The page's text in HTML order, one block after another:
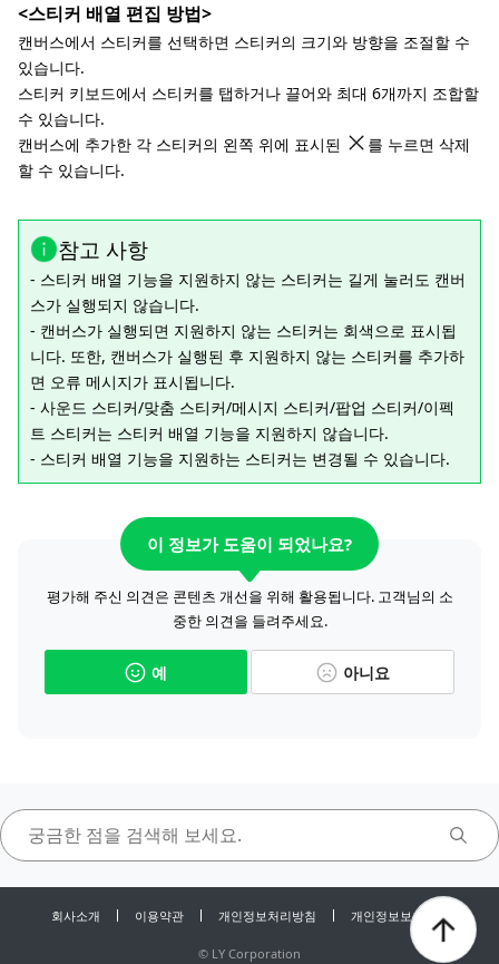
<스티커 배열 편집 방법>
캔버스에서 스티커를 선택하면 스티커의 크기와 방향을 조절할 수
있습니다.
스티커 키보드에서 스티커를 탭하거나 끌어와 최대 6개까지 조합할
수 있습니다.
캔버스에 추가한 각 스티커의 왼쪽 위에 표시된
를 누르면 삭제
할 수 있습니다.
참고 사항
- 스티커 배열 기능을 지원하지 않는 스티커는 길게 눌러도 캔버
스가 실행되지 않습니다.
- 캔버스가 실행되면 지원하지 않는 스티커는 회색으로 표시됩
니다. 또한, 캔버스가 실행된 후 지원하지 않는 스티커를 추가하
면 오류 메시지가 표시됩니다.
- 사운드 스티커/맞춤 스티커/메시지 스티커/팝업 스티커/이펙
트 스티커는 스티커 배열 기능을 지원하지 않습니다.
- 스티커 배열 기능을 지원하는 스티커는 변경될 수 있습니다.
이 정보가 도움이 되었나요?
평가해 주신 의견은 콘텐츠 개선을 위해 활용됩니다. 고객님의 소
중한 의견을 들려주세요.
예 아니요
회사소개 이용약관 개인정보처리방침 개인정보보호센터
© LY Corporation